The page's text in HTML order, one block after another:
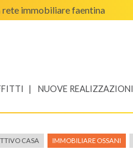
rete immobiliare faentina
NUOVE REALIZZAZIONI
CASA IMMOBILIARE OSSANI